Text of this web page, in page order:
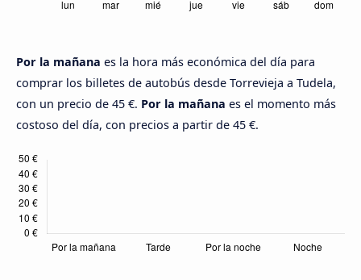
Por la mañana es la hora más económica del día para
comprar los billetes de autobús desde Torrevieja a Tudela,
con un precio de 45 €. Por la mañana es el momento más
costoso del día, con precios a partir de 45 €.